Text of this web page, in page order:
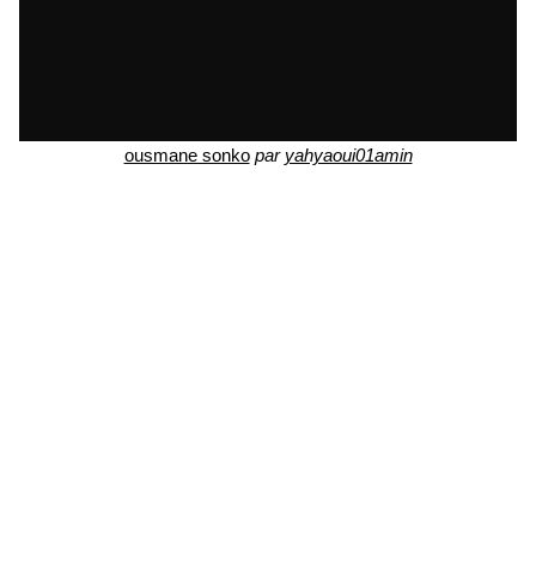
ousmane sonko par yahyaoui01amin